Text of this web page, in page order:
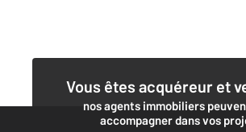
Vous êtes acquéreur et
nos agents immobiliers
accompagner dans vos